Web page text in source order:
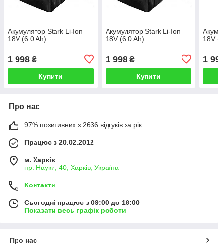
Акумулятор Stark Li-Ion
18V (6.0 Ah)
1 998 ₴
Купити
Акумулятор Stark Li-Ion
18V (6.0 Ah)
1 998₴
Купити
18V
1
Про нас
97% позитивних з 2636 відгуків за рік
Працює з 20.02.2012
м. Харків
пр. Науки, 40, Харків, Україна
Контакти
Сьогодні працює з 09:00 до 18:00
Показати весь графік роботи
Про нас